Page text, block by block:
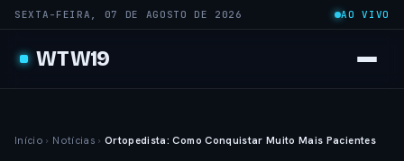
SEXTA-FEIRA, 07 DE AGOSTO DE 2026 AO VIVO
WTW19
Início › Notícias › Ortopedista: Como Conquistar Muito Mais Pacientes